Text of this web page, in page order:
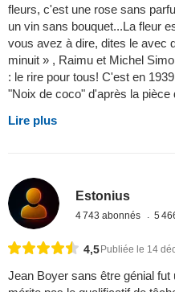
fleurs, c'est une rose sans
un vin sans bouquet...La fleur
vous avez à dire, dites le avec
minuit » , Raimu et Michel
: le rire pour tous! C'est en
"Noix de coco" d'après la pièce
Lire plus
Estonius
4 743 abonnés 5
4,5 Publiée le 14
Jean Boyer sans être génial